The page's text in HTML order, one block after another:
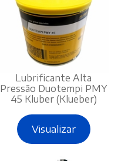
Lubrificante Alta
Pressão Duotempi PMY
45 Kluber (Klueber)
Visualizar